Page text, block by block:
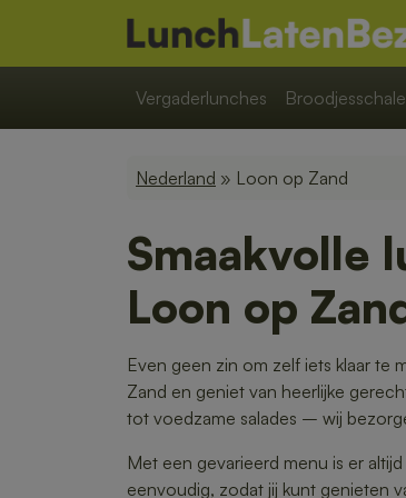
Vergaderlunches
Nederland » Loon op Zand
Smaakvolle
Loon op
Even geen zin om zelf iets klaar te
Zand en geniet van heerlijke
tot voedzame salades – wij
Met een gevarieerd menu is er
eenvoudig, zodat jij kunt genieten